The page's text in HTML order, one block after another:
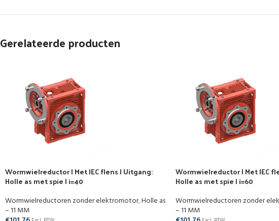
Gerelateerde producten
Wormwielreductor | Met IEC flens | Uitgang:
Holle as met spie | i=40
Wormwielreductoren zonder elektromotor,Holle as
– 11 MM
Wormwielreductor | Met IEC
Holle as met spie | i=60
Wormwielreductoren zonder
– 11 MM